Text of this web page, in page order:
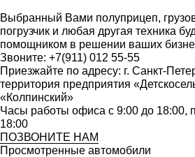
Выбранный Вами полуприцеп,
погрузчик и любая другая техника
помощником в решении ваших
Звоните: +7(911) 012 55-55
Приезжайте по адресу: г. Санкт-
территория предприятия
«Колпинский»
Часы работы офиса с 9:00 до 18:00,
18:00
ПОЗВОНИТЕ НАМ
Просмотренные автомобили